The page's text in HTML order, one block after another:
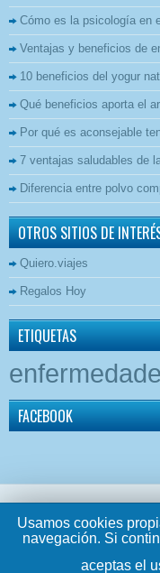
Cómo es la psicología en
Ventajas y beneficios de
10 beneficios del yogur
Qué beneficios aporta el
Por qué es aconsejable
7 ventajas saludables de
Diferencia entre polvo
OTROS SITIOS DE
Quiero.viajes
Regalos Hoy
ETIQUETAS
FACEBOOK
Powered byWordPress |
Usamos cookies
navegación. Si
aceptas el